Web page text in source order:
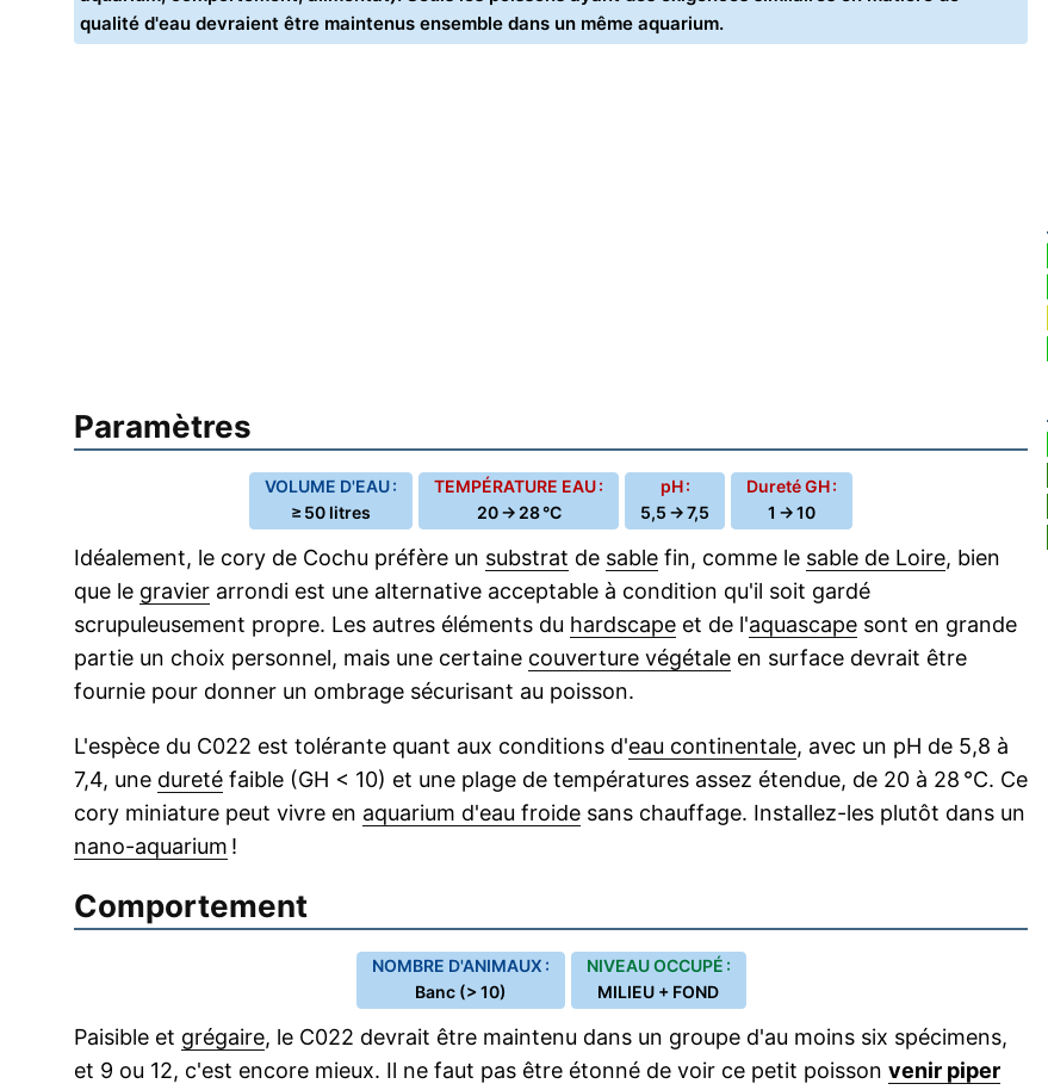
qualité d'eau devraient être maintenus ensemble dans un même aquarium.
Paramètres
VOLUME D'EAU :
≥ 50 litres
TEMPÉRATURE EAU :
20 → 28 °C
pH :
5,5 → 7,5
Dureté GH :
1 → 10
Idéalement, le cory de Cochu préfère un substrat de sable fin, comme le sable de Loire, bien
que le gravier arrondi est une alternative acceptable à condition qu'il soit gardé
scrupuleusement propre. Les autres éléments du hardscape et de l'aquascape sont en grande
partie un choix personnel, mais une certaine couverture végétale en surface devrait être
fournie pour donner un ombrage sécurisant au poisson.
L'espèce du C022 est tolérante quant aux conditions d'eau continentale, avec un pH de 5,8 à
7,4, une dureté faible (GH < 10) et une plage de températures assez étendue, de 20 à 28 °C. Ce
cory miniature peut vivre en aquarium d'eau froide sans chauffage. Installez-les plutôt dans un
nano-aquarium !
Comportement
NOMBRE D'ANIMAUX :
Banc (> 10)
NIVEAU OCCUPÉ :
MILIEU + FOND
Paisible et grégaire, le C022 devrait être maintenu dans un groupe d'au moins six spécimens,
et 9 ou 12, c'est encore mieux. Il ne faut pas être étonné de voir ce petit poisson venir piper